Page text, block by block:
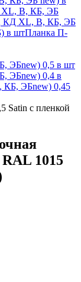
XL, В, КБ, ЭБ
КД XL, В, КБ, ЭБ
в штПланка П-
ЭБnew) 0,5 в шт
ЭБnew) 0,4 в
КБ, ЭБnew) 0,45
Satin с пленкой
1015